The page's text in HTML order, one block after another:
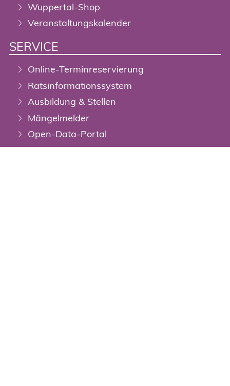
Wuppertal-Shop
Veranstaltungskalender
SERVICE
Online-Terminreservierung
Ratsinformationssystem
Ausbildung & Stellen
Mängelmelder
Open-Data-Portal
DigiTal Zwilling / Geoportal